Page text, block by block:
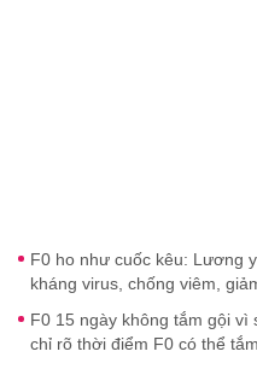
F0 ho như cuốc kêu: Lương
kháng virus, chống viêm,
F0 15 ngày không tắm gội vì
chỉ rõ thời điểm F0 có thể